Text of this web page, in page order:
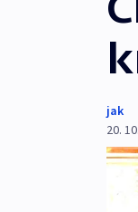
jak
20.